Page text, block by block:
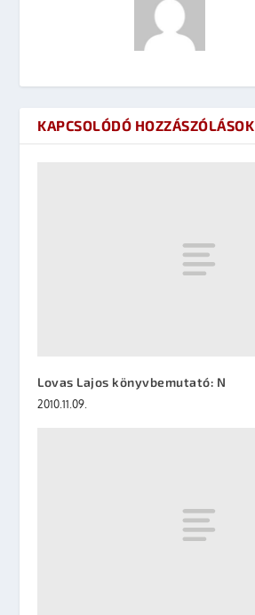
KAPCSOLÓDÓ HOZZÁSZÓLÁSOK
Lovas Lajos könyvbemutató: N
2010.11.09.